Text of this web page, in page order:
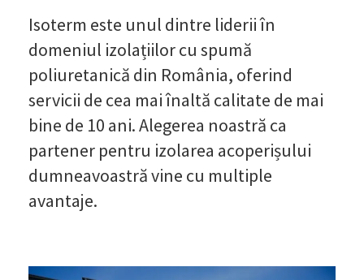
Isoterm este unul dintre liderii în
domeniul izolațiilor cu spumă
poliuretanică din România, oferind
servicii de cea mai înaltă calitate de mai
bine de 10 ani. Alegerea noastră ca
partener pentru izolarea acoperișului
dumneavoastră vine cu multiple
avantaje.